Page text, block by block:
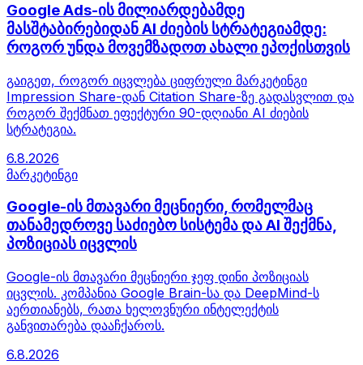
Google Ads-ის მილიარდებამდე
მასშტაბირებიდან AI ძიების სტრატეგიამდე:
როგორ უნდა მოვემზადოთ ახალი ეპოქისთვის
გაიგეთ, როგორ იცვლება ციფრული მარკეტინგი
Impression Share-დან Citation Share-ზე გადასვლით და
როგორ შექმნათ ეფექტური 90-დღიანი AI ძიების
სტრატეგია.
6.8.2026
მარკეტინგი
Google-ის მთავარი მეცნიერი, რომელმაც
თანამედროვე საძიებო სისტემა და AI შექმნა,
პოზიციას იცვლის
Google-ის მთავარი მეცნიერი ჯეფ დინი პოზიციას
იცვლის. კომპანია Google Brain-სა და DeepMind-ს
აერთიანებს, რათა ხელოვნური ინტელექტის
განვითარება დააჩქაროს.
6.8.2026